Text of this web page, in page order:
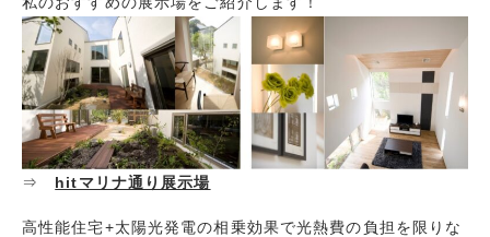
⇒ hitマリナ通り展示場
高性能住宅+太陽光発電の相乗効果で光熱費の負担を限りな